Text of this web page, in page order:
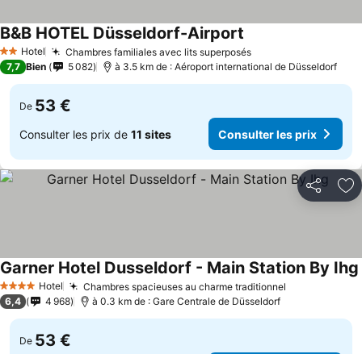
2 Étoiles
Hotel Chambres familiales avec lits superposés
B&B HOTEL Düsseldorf-Airport
7,7 Bien 5 082 à 3.5 km de : Aéroport international de Düsseldorf
De 53 €
Consulter les prix de 11 sites Consulter les prix
Partager
4 Étoiles Hotel Chambres spacieuses au charme traditionnel
Garner Hotel Dusseldorf - Main Station By Ihg
6,4 4 968 à 0.3 km de : Gare Centrale de Düsseldorf
De 53 €